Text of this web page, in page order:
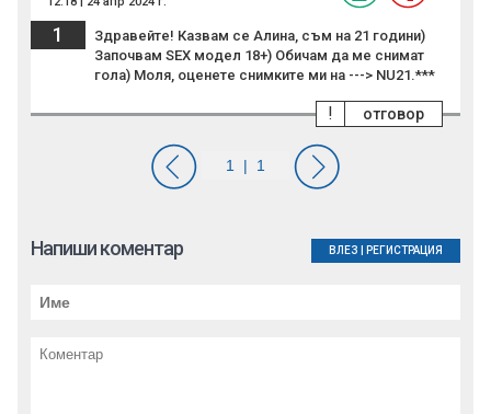
1
Здравейте! Казвам се Алина, съм на 21 години)
Започвам SEX модел 18+) Обичам да ме снимат
гола) Моля, оценете снимките ми на ---> NU21.***
отговор
!
Напиши коментар ВЛЕЗ РЕГИСТРАЦИЯ